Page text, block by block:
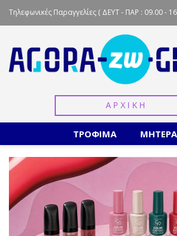
Τηλεφωνικές Παραγγελίες ( ΔΕΥΤ - ΠΑΡ : 09.00 -
ΑΡΧΙΚΗ
ΤΡΟΦΙΜΑ ΜΗΤΕΡΑ